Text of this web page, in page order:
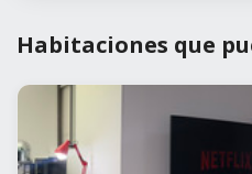
Habitaciones que